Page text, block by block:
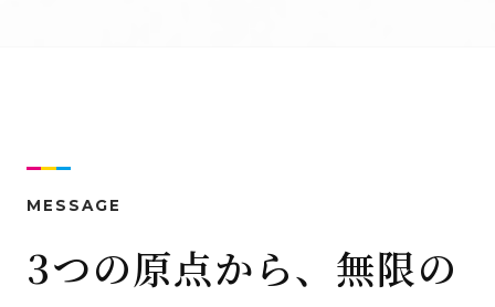
MESSAGE
3つの原点から、無限の